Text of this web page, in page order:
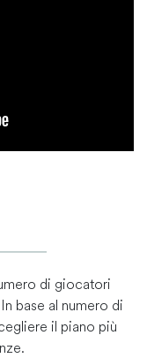
di giocatori
base al numero di
il piano più